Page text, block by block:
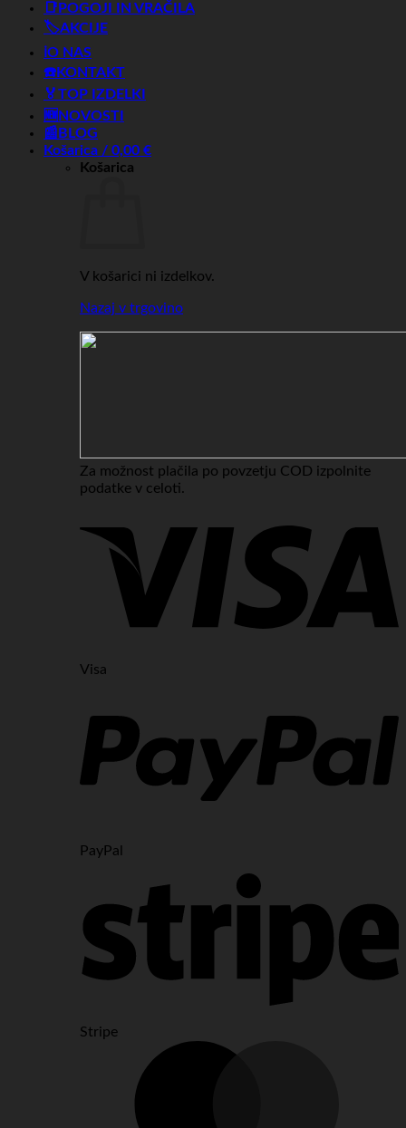
📑POGOJI IN VRAČILA
🏷️AKCIJE
ℹ️O NAS
☎️KONTAKT
🏅TOP IZDELKI
🆕NOVOSTI
📰BLOG
Košarica / 0,00 €
Košarica
V košarici ni izdelkov.
Nazaj v trgovino
Za možnost plačila po povzetju COD izpolnite
podatke v celoti.
Visa
PayPal
Stripe